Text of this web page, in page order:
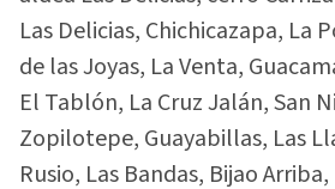
Las Delicias, Chichicazapa, La
de las Joyas, La Venta,
El Tablón, La Cruz Jalán, San
Zopilotepe, Guayabillas, Las
Rusio, Las Bandas, Bijao